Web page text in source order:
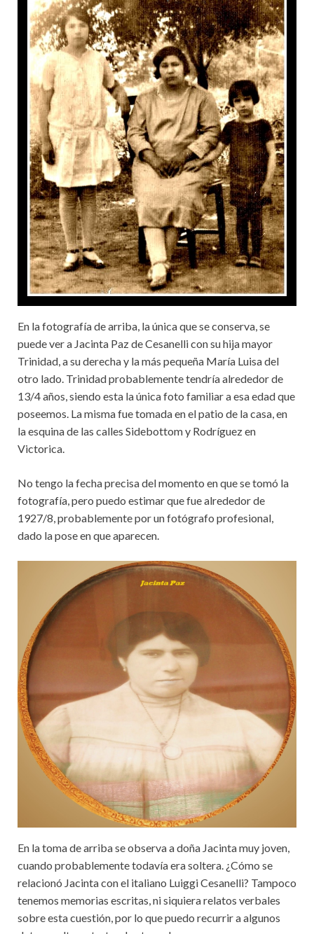
En la fotografía de arriba, la única que se conserva, se
puede ver a Jacinta Paz de Cesanelli con su hija mayor
Trinidad, a su derecha y la más pequeña María Luisa del
otro lado. Trinidad probablemente tendría alrededor de
13/4 años, siendo esta la única foto familiar a esa edad que
poseemos. La misma fue tomada en el patio de la casa, en
la esquina de las calles Sidebottom y Rodríguez en
Victorica.
No tengo la fecha precisa del momento en que se tomó la
fotografía, pero puedo estimar que fue alrededor de
1927/8, probablemente por un fotógrafo profesional,
dado la pose en que aparecen.
En la toma de arriba se observa a doña Jacinta muy joven,
cuando probablemente todavía era soltera. ¿Cómo se
relacionó Jacinta con el italiano Luiggi Cesanelli? Tampoco
tenemos memorias escritas, ni siquiera relatos verbales
sobre esta cuestión, por lo que puedo recurrir a algunos